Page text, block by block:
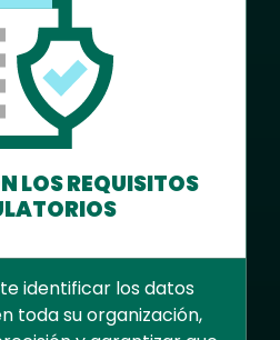
LOS REQUISITOS
identificar los datos
toda su organización,